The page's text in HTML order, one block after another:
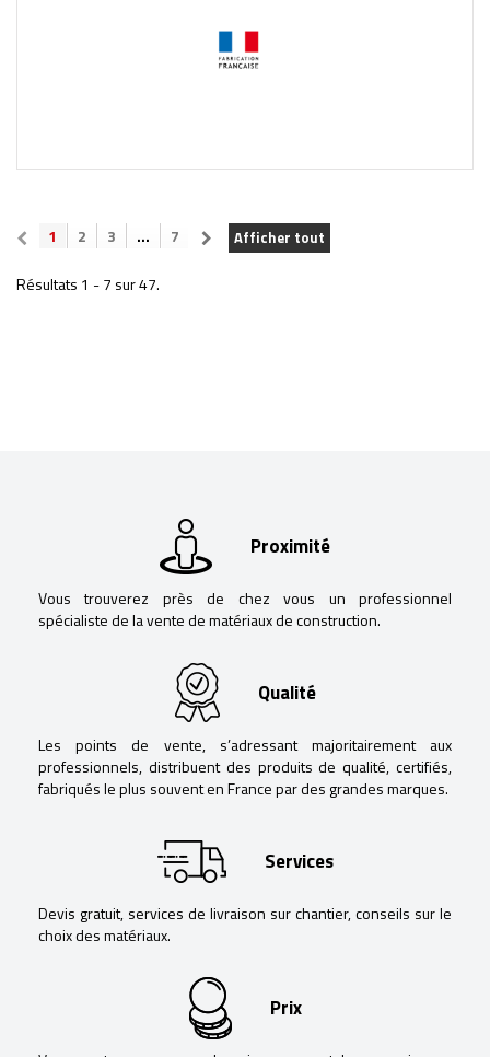
Afficher tout
1 2 3 ... 7
Résultats 1 - 7 sur 47.
Proximité
Vous trouverez près de chez vous un professionnel
spécialiste de la vente de matériaux de construction.
Qualité
Les points de vente, s’adressant majoritairement aux
professionnels, distribuent des produits de qualité, certifiés,
fabriqués le plus souvent en France par des grandes marques.
Services
Devis gratuit, services de livraison sur chantier, conseils sur le
choix des matériaux.
Prix